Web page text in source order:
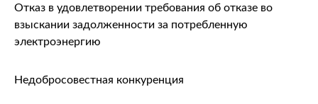
Отказ в удовлетворении требования об отказе во
взыскании задолженности за потребленную
электроэнергию
Недобросовестная конкуренция